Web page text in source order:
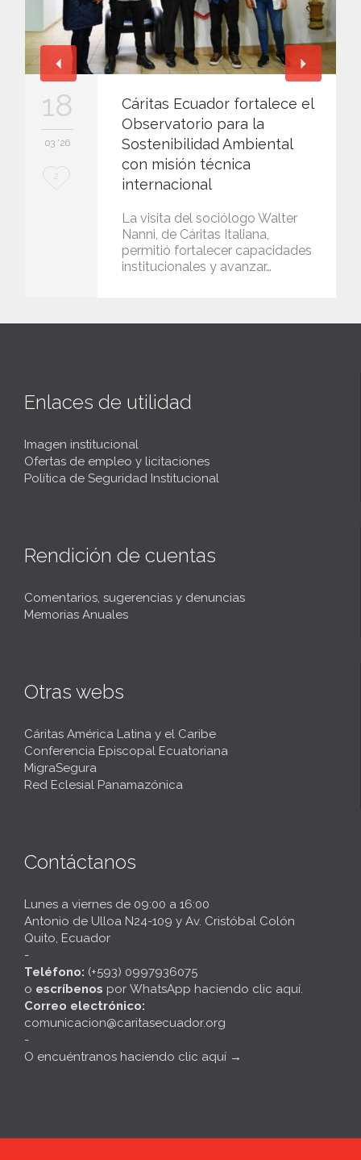
18
03 '26
L
2
Cáritas Ecuador fortalece el
Observatorio para la
Sostenibilidad Ambiental
con misión técnica
internacional
La visita del sociólogo Walter
Nanni, de Cáritas Italiana,
permitió fortalecer capacidades
institucionales y avanzar…
Enlaces de utilidad
Imagen institucional
Ofertas de empleo y licitaciones
Política de Seguridad Institucional
Rendición de cuentas
Comentarios, sugerencias y denuncias
Memorias Anuales
Otras webs
Cáritas América Latina y el Caribe
Conferencia Episcopal Ecuatoriana
MigraSegura
Red Eclesial Panamazónica
Contáctanos
Lunes a viernes de 09:00 a 16:00
Antonio de Ulloa N24-109 y Av. Cristóbal Colón
Quito, Ecuador
-
Teléfono: (+593) 0997936075
o escríbenos por WhatsApp haciendo clic aquí.
Correo electrónico:
comunicacion@caritasecuador.org
-
O encuéntranos haciendo clic aquí →